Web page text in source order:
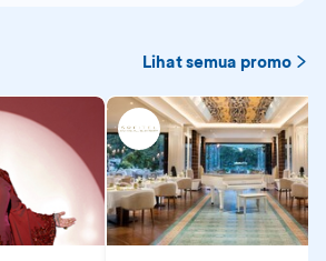
Lihat semua promo